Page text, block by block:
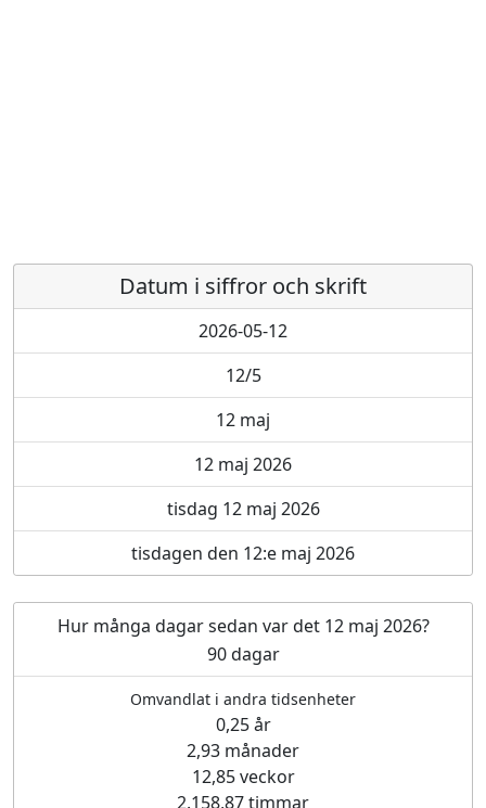
Datum i siffror och skrift
2026-05-12
12/5
12 maj
12 maj 2026
tisdag 12 maj 2026
tisdagen den 12:e maj 2026
Hur många dagar sedan var det 12 maj 2026?
90 dagar
Omvandlat i andra tidsenheter
0,25 år
2,93 månader
12,85 veckor
2.158,87 timmar